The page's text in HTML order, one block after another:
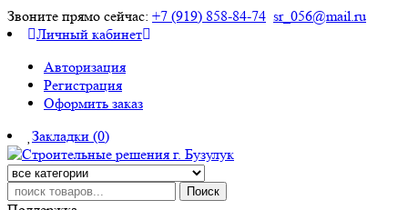
Звоните прямо сейчас: +7 (919) 858-84-74 sr_056@mail.ru
Личный кабинет
Авторизация
Регистрация
Оформить заказ
Закладки (0)
Поиск